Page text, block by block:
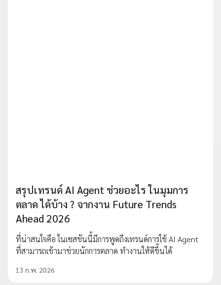
สรุปเทรนด์ AI Agent ช่วยอะไร ในมุมการ
ตลาด ได้บ้าง ? จากงาน Future Trends
Ahead 2026
ที่น่าสนใจคือ ในเซสชันนี้มีการพูดถึงเทรนด์การใช้ AI Agent
ที่สามารถเข้ามาช่วยนักการตลาด ทำงานให้ดีขึ้นได้
13 ก.พ. 2026